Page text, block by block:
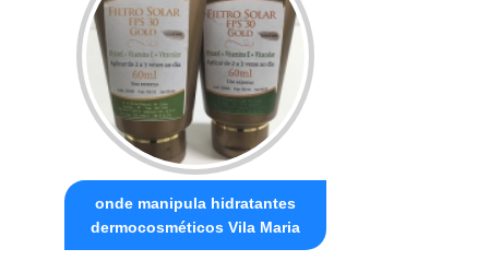
onde manipula hidratantes
dermocosméticos Vila Maria